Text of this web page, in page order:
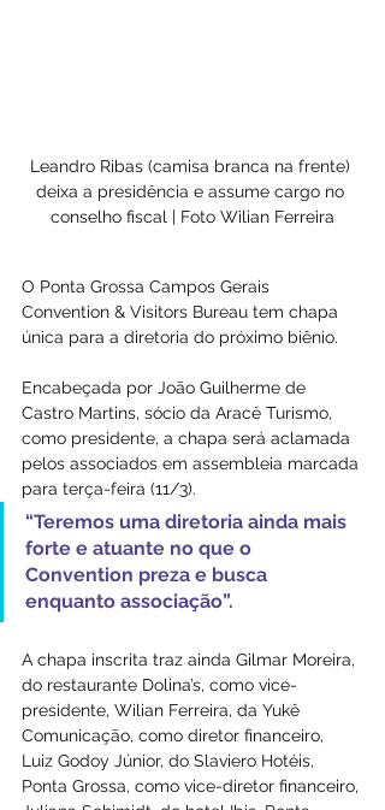
Leandro Ribas (camisa branca na frente)
deixa a presidência e assume cargo no
conselho fiscal | Foto Wilian Ferreira
O Ponta Grossa Campos Gerais
Convention & Visitors Bureau tem chapa
única para a diretoria do próximo biênio.
Encabeçada por João Guilherme de
Castro Martins, sócio da Aracê Turismo,
como presidente, a chapa será aclamada
pelos associados em assembleia marcada
para terça-feira (11/3).
“Teremos uma diretoria ainda mais
forte e atuante no que o
Convention preza e busca
enquanto associação”.
A chapa inscrita traz ainda Gilmar Moreira,
do restaurante Dolina’s, como vice-
presidente, Wilian Ferreira, da Yukê
Comunicação, como diretor financeiro,
Luiz Godoy Júnior, do Slaviero Hotéis,
Ponta Grossa, como vice-diretor financeiro,